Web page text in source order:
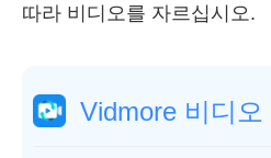
따라 비디오를 자르십시오.
Vidmore 비디오